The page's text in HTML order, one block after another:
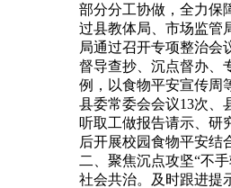
部分分工协做，全力保
过县教体局、市场监管
局通过召开专项整治会
督导查抄、沉点督办、
例，以食物平安宣传周
县委常委会会议13次、
听取工做报告请示、研
后开展校园食物平安结
二、聚焦沉点攻坚“不
社会共治。及时跟进提